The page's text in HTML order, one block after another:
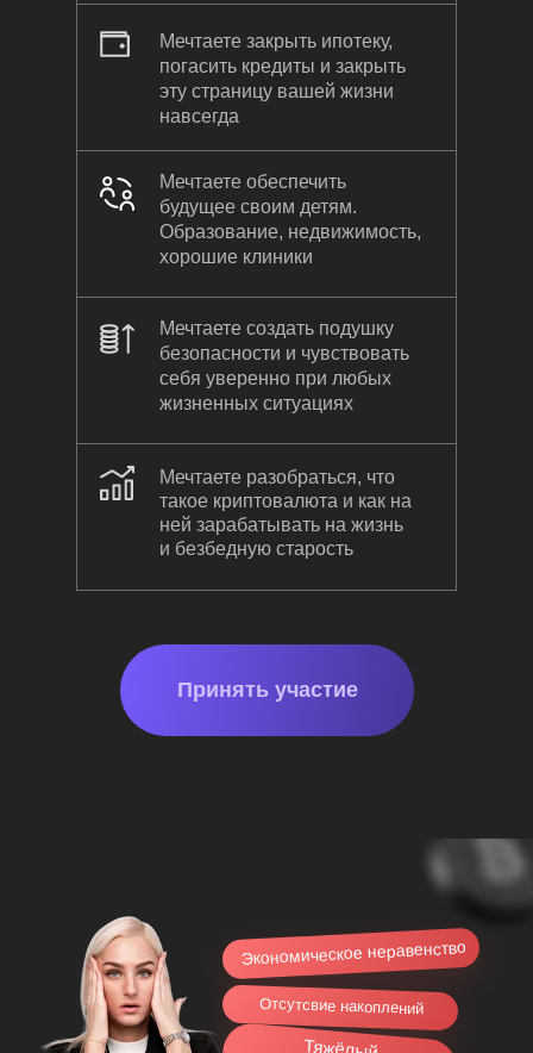
Мечтаете закрыть ипотеку,
погасить кредиты и закрыть
эту страницу вашей жизни
навсегда
Мечтаете разобраться, что
такое криптовалюта и как на
ней зарабатывать на жизнь
и безбедную старость
Мечтаете обеспечить
будущее своим детям.
Образование, недвижимость,
хорошие клиники
Мечтаете создать подушку
безопасности и чувствовать
себя уверенно при любых
жизненных ситуациях
Принять участие
Экономическое неравенство
Отсутсвие накоплений